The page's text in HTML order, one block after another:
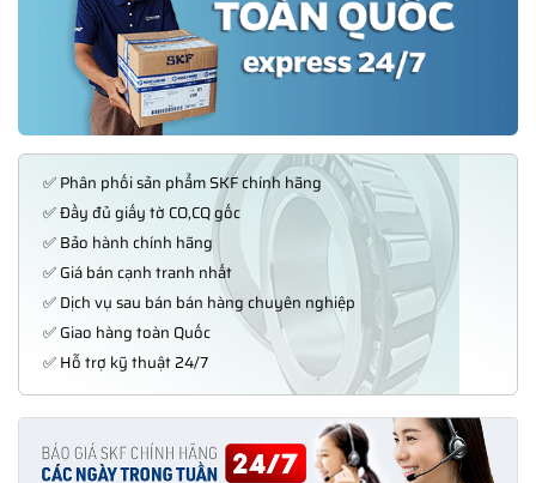
✅ Phân phối sản phẩm SKF chính hãng
✅ Đầy đủ giấy tờ CO,CQ gốc
✅ Bảo hành chính hãng
✅ Giá bán cạnh tranh nhất
✅ Dịch vụ sau bán bán hàng chuyên nghiệp
✅ Giao hàng toàn Quốc
✅ Hỗ trợ kỹ thuật 24/7